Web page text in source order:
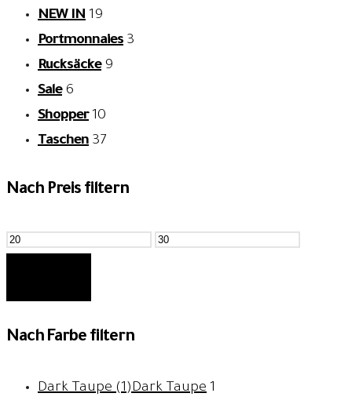
NEW IN 19
Portmonnaies 3
Rucksäcke 9
Sale 6
Shopper 10
Taschen 37
Nach Preis filtern
Min.
Max.
Nach Farbe filtern
Dark Taupe (1)Dark Taupe 1